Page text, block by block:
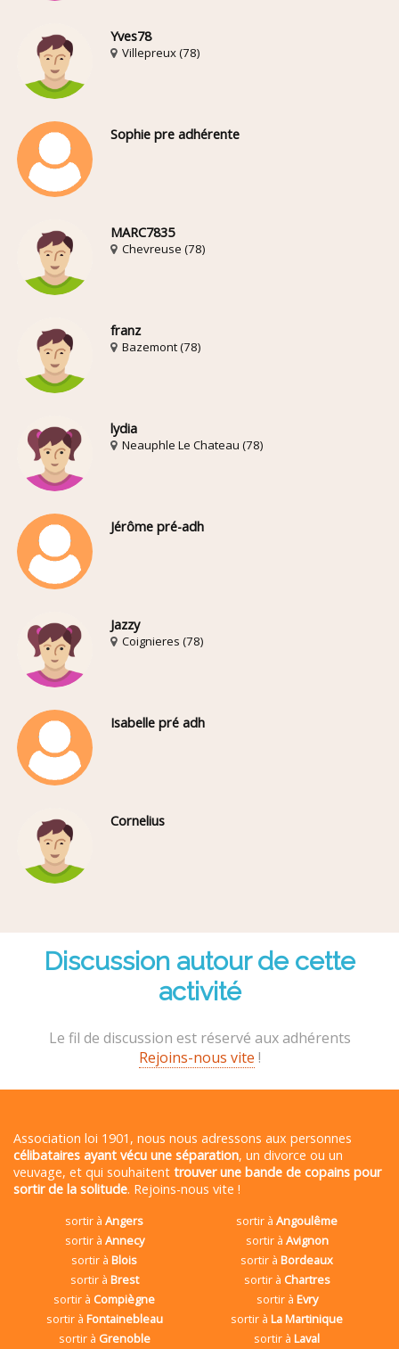
Yves78
Villepreux (78)
Sophie pre adhérente
MARC7835
Chevreuse (78)
franz
Bazemont (78)
lydia
Neauphle Le Chateau (78)
Jérôme pré-adh
Jazzy
Coignieres (78)
Isabelle pré adh
Cornelius
Discussion autour de cette
activité
Le fil de discussion est réservé aux adhérents
Rejoins-nous vite !
Association loi 1901, nous nous adressons aux personnes
célibataires ayant vécu une séparation, un divorce ou un
veuvage, et qui souhaitent trouver une bande de copains pour
sortir de la solitude. Rejoins-nous vite !
sortir àAngers sortir àAngoulême
sortir à Annecy sortir à Avignon
sortir àBlois sortir àBordeaux
sortir à Brest sortir à Chartres
sortir à Compiègne sortir à Evry
sortir à Fontainebleau sortir àLa Martinique
sortir à Grenoble sortir àLaval